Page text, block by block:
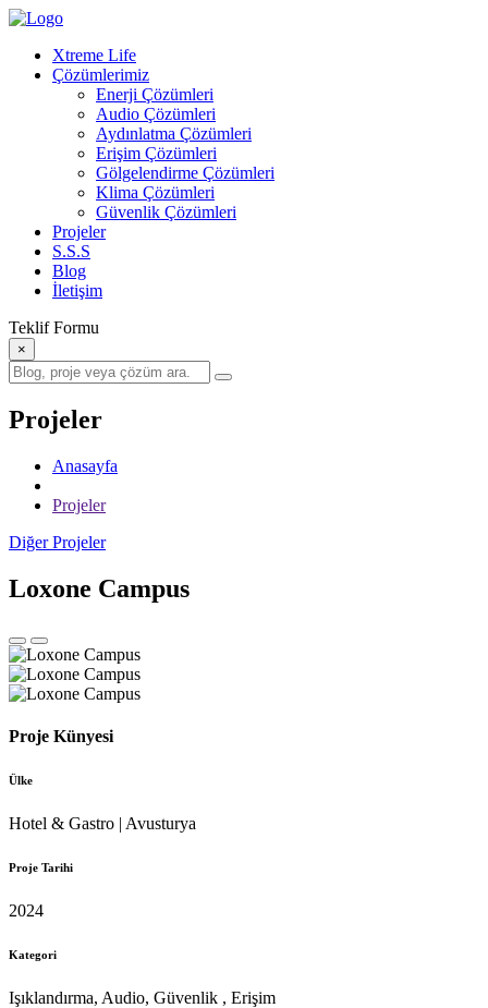
Xtreme Life
Çözümlerimiz
Enerji Çözümleri
Audio Çözümleri
Aydınlatma Çözümleri
Erişim Çözümleri
Gölgelendirme Çözümleri
Klima Çözümleri
Güvenlik Çözümleri
Projeler
S.S.S
Blog
İletişim
Teklif Formu
×
Projeler
Anasayfa
Projeler
Diğer Projeler
Loxone Campus
Proje Künyesi
Ülke
Hotel & Gastro | Avusturya
Proje Tarihi
2024
Kategori
Işıklandırma, Audio, Güvenlik , Erişim